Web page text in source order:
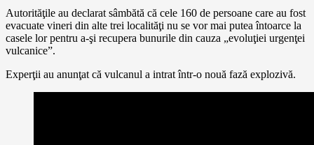
Autorităţile au declarat sâmbătă că cele 160 de persoane care au fost
evacuate vineri din alte trei localităţi nu se vor mai putea întoarce la
casele lor pentru a-şi recupera bunurile din cauza „evoluţiei urgenţei
vulcanice”.
Experţii au anunţat că vulcanul a intrat într-o nouă fază explozivă.